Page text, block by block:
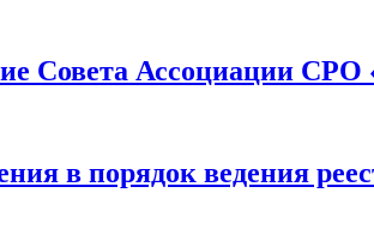
Совета Ассоциации СРО
в порядок ведения